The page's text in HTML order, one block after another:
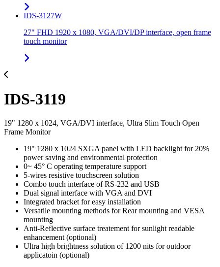
IDS-3127W
27" FHD 1920 x 1080, VGA/DVI/DP interface, open frame
touch monitor
IDS-3119
19" 1280 x 1024, VGA/DVI interface, Ultra Slim Touch Open
Frame Monitor
19" 1280 x 1024 SXGA panel with LED backlight for 20%
power saving and environmental protection
0~ 45° C operating temperature support
5-wires resistive touchscreen solution
Combo touch interface of RS-232 and USB
Dual signal interface with VGA and DVI
Integrated bracket for easy installation
Versatile mounting methods for Rear mounting and VESA
mounting
Anti-Reflective surface treatement for sunlight readable
enhancement (optional)
Ultra high brightness solution of 1200 nits for outdoor
applicatoin (optional)